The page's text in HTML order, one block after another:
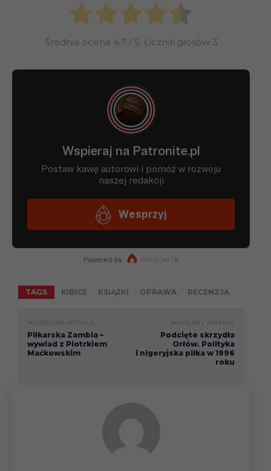
Średnia ocena 4.7 / 5. Licznik głosów 3
TAGS KIBICE KSIĄŻKI OPRAWA RECENZJA
POPRZEDNI ARTYKUŁ
Piłkarska Zambia –
wywiad z Piotrkiem
Maćkowskim
NASTĘPNY ARTYKUŁ
Podcięte skrzydła
Orłów. Polityka
i nigeryjska piłka w 1996
roku